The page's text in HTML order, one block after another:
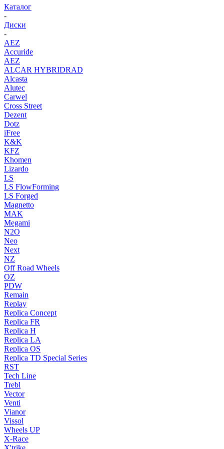
Каталог
-
Диски
-
AEZ
Accuride
AEZ
ALCAR HYBRIDRAD
Alcasta
Alutec
Carwel
Cross Street
Dezent
Dotz
iFree
K&K
KFZ
Khomen
Lizardo
LS
LS FlowForming
LS Forged
Magnetto
MAK
Megami
N2O
Neo
Next
NZ
Off Road Wheels
OZ
PDW
Remain
Replay
Replica Concept
Replica FR
Replica H
Replica LA
Replica OS
Replica TD Special Series
RST
Tech Line
Trebl
Vector
Venti
Vianor
Vissol
Wheels UP
X-Race